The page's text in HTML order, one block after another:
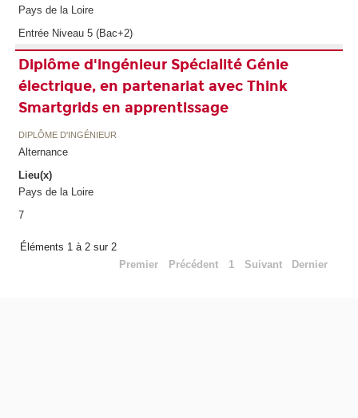
Pays de la Loire
Entrée Niveau 5 (Bac+2)
Diplôme d'ingénieur Spécialité Génie
électrique, en partenariat avec Think
Smartgrids en apprentissage
DIPLÔME D'INGÉNIEUR
Alternance
Lieu(x)
Pays de la Loire
7
Éléments 1 à 2 sur 2
Premier
Précédent 1 Suivant Dernier